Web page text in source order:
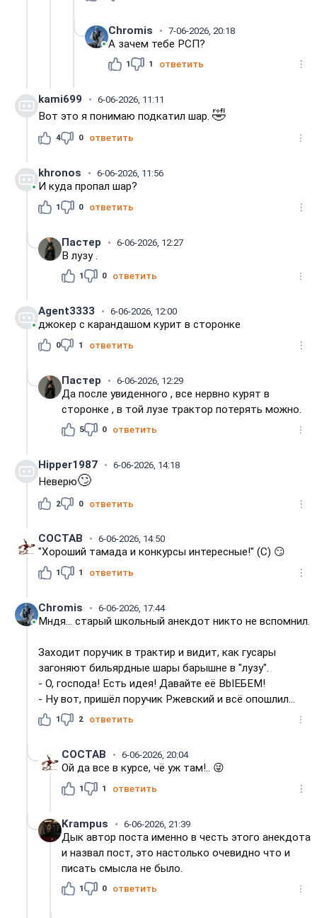
Chromis 7-06-2026, 20:18
А зачем тебе РСП?
1 1 ответить
kami699 6-06-2026, 11:11
Вот это я понимаю подкатил шар.🤣
4 0 ответить
khronos 6-06-2026, 11:56
И куда пропал шар?
1 0 ответить
Пастер 6-06-2026, 12:27
В лузу .
1 0 ответить
Agent3333 6-06-2026, 12:00
джокер с карандашом курит в сторонке
0 1 ответить
Пастер 6-06-2026, 12:29
Да после увиденного , все нервно курят в
сторонке , в той лузе трактор потерять можно.
5 0 ответить
Hipper1987 6-06-2026, 14:18
Неверю🙄
2 0 ответить
COCTAB 6-06-2026, 14:50
"Хороший тамада и конкурсы интересные!" (С) 😏
1 1 ответить
Chromis 6-06-2026, 17:44
Мндя... старый школьный анекдот никто не вспомнил.
Заходит поручик в трактир и видит, как гусары
загоняют бильярдные шары барышне в "лузу".
- О, господа! Есть идея! Давайте её ВbIEБЕМ!
- Ну вот, пришёл поручик Ржевский и всё опошлил...
1 2 ответить
COCTAB 6-06-2026, 20:04
Ой да все в курсе, чё уж там!.. 😜
1 1 ответить
Krampus 6-06-2026, 21:39
Дык автор поста именно в честь этого анекдота
и назвал пост, это настолько очевидно что и
писать смысла не было.
1 0 ответить